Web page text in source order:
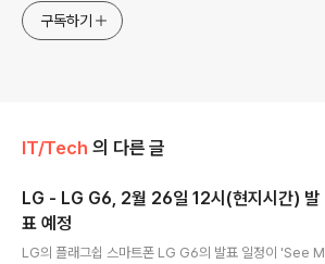
구독하기
IT/Tech 의 다른 글
LG - LG G6, 2월 26일 12시(현지시간) 발
표 예정
LG의 플래그쉽 스마트폰 LG G6의 발표 일정이 'See M